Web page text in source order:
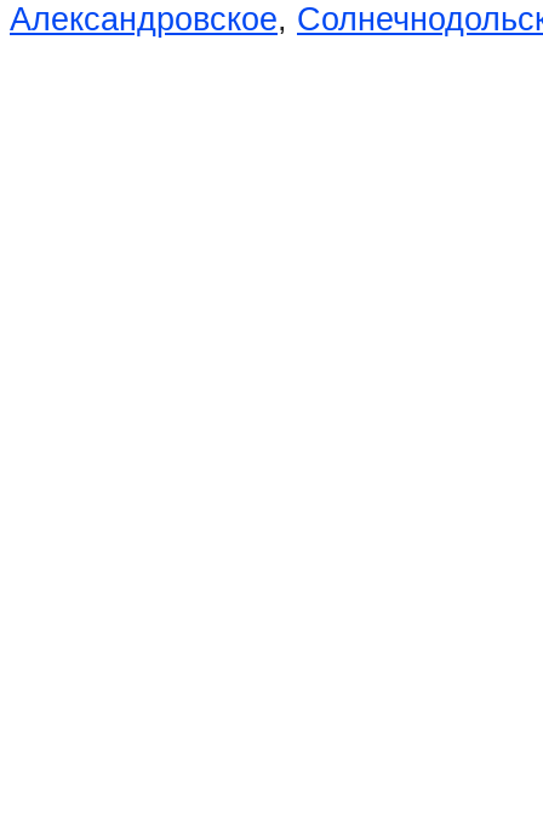
Александровское,